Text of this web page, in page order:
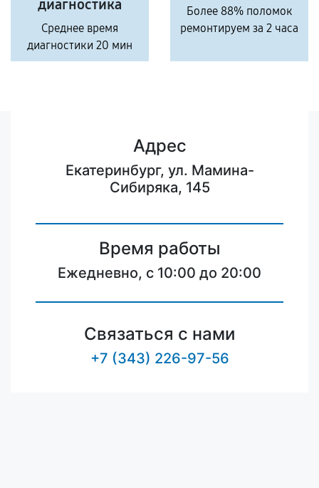
диагностика
Среднее время
диагностики 20 мин
Более 88% поломок
ремонтируем за 2 часа
Адрес
Екатеринбург, ул. Мамина-
Сибиряка, 145
Время работы
Ежедневно, с 10:00 до 20:00
Связаться с нами
+7 (343) 226-97-56